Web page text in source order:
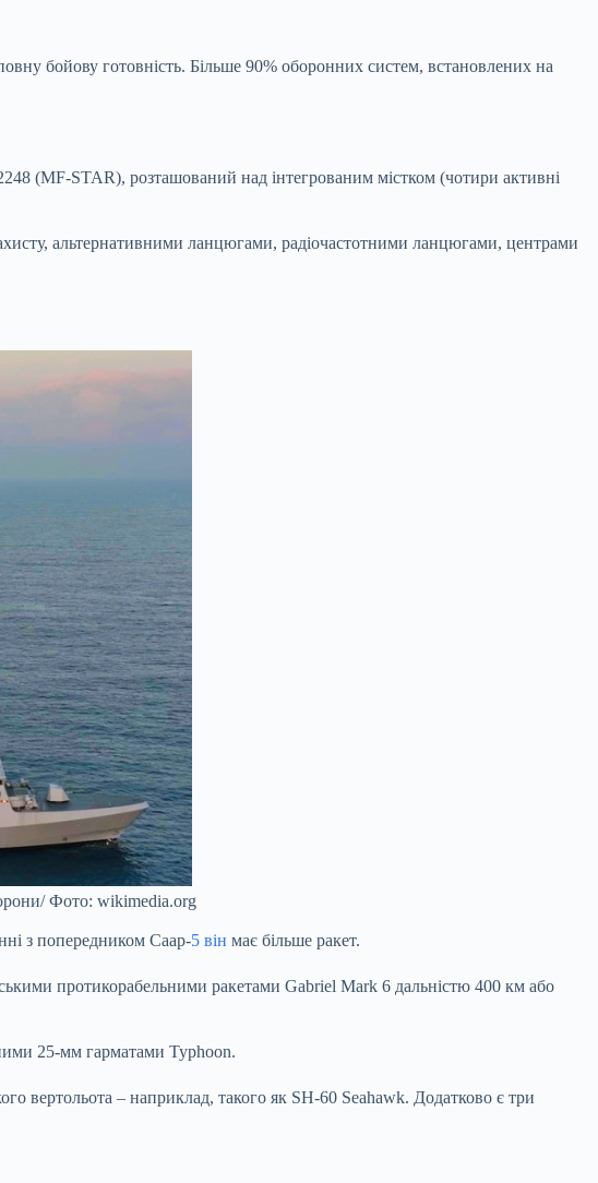
бойову готовність. Більше 90% оборонних систем, встановлених на
(MF-STAR), розташований над інтегрованим містком (чотири активні
альтернативними ланцюгами, радіочастотними ланцюгами, центрами
Фото: wikimedia.org
з попередником Саар-5 він має більше ракет.
протикорабельними ракетами Gabriel Mark 6 дальністю 400 км або
25-мм гарматами Typhoon.
вертольота – наприклад, такого як SH-60 Seahawk. Додатково є три